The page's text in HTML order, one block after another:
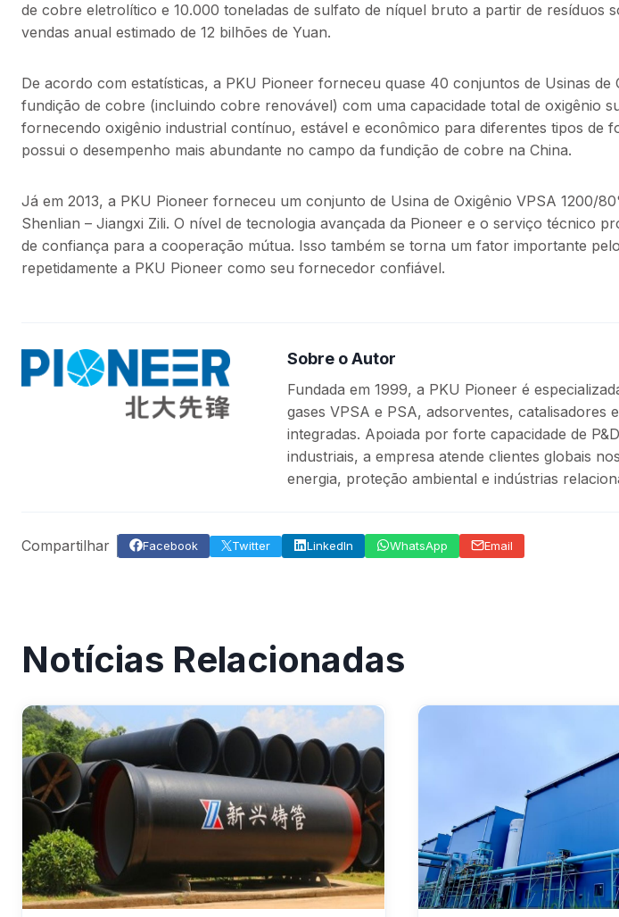
de cobre eletrolítico e 10.000 toneladas de sulfato de níquel bruto a partir de resíduos
vendas anual estimado de 12 bilhões de Yuan.
De acordo com estatísticas, a PKU Pioneer forneceu quase 40 conjuntos de Usinas de
fundição de cobre (incluindo cobre renovável) com uma capacidade total de oxigênio
fornecendo oxigênio industrial contínuo, estável e econômico para diferentes tipos de
possui o desempenho mais abundante no campo da fundição de cobre na China.
Já em 2013, a PKU Pioneer forneceu um conjunto de Usina de Oxigênio VPSA 1200/
Shenlian – Jiangxi Zili. O nível de tecnologia avançada da Pioneer e o serviço técnico
de confiança para a cooperação mútua. Isso também se torna um fator importante
repetidamente a PKU Pioneer como seu fornecedor confiável.
Sobre o Autor
Fundada em 1999, a PKU Pioneer é
gases VPSA e PSA, adsorventes, catalisadores
integradas. Apoiada por forte capacidade de
industriais, a empresa atende clientes globais
energia, proteção ambiental e indústrias
Compartilhar Facebook Twitter LinkedIn WhatsApp Email
Notícias Relacionadas